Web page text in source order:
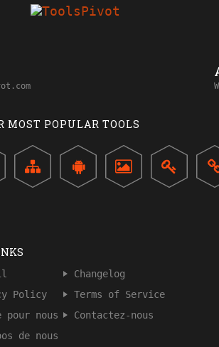
MOST POPULAR TOOLS
Changelog
Policy
Terms of Service
pour nous
Contactez-nous
de nous